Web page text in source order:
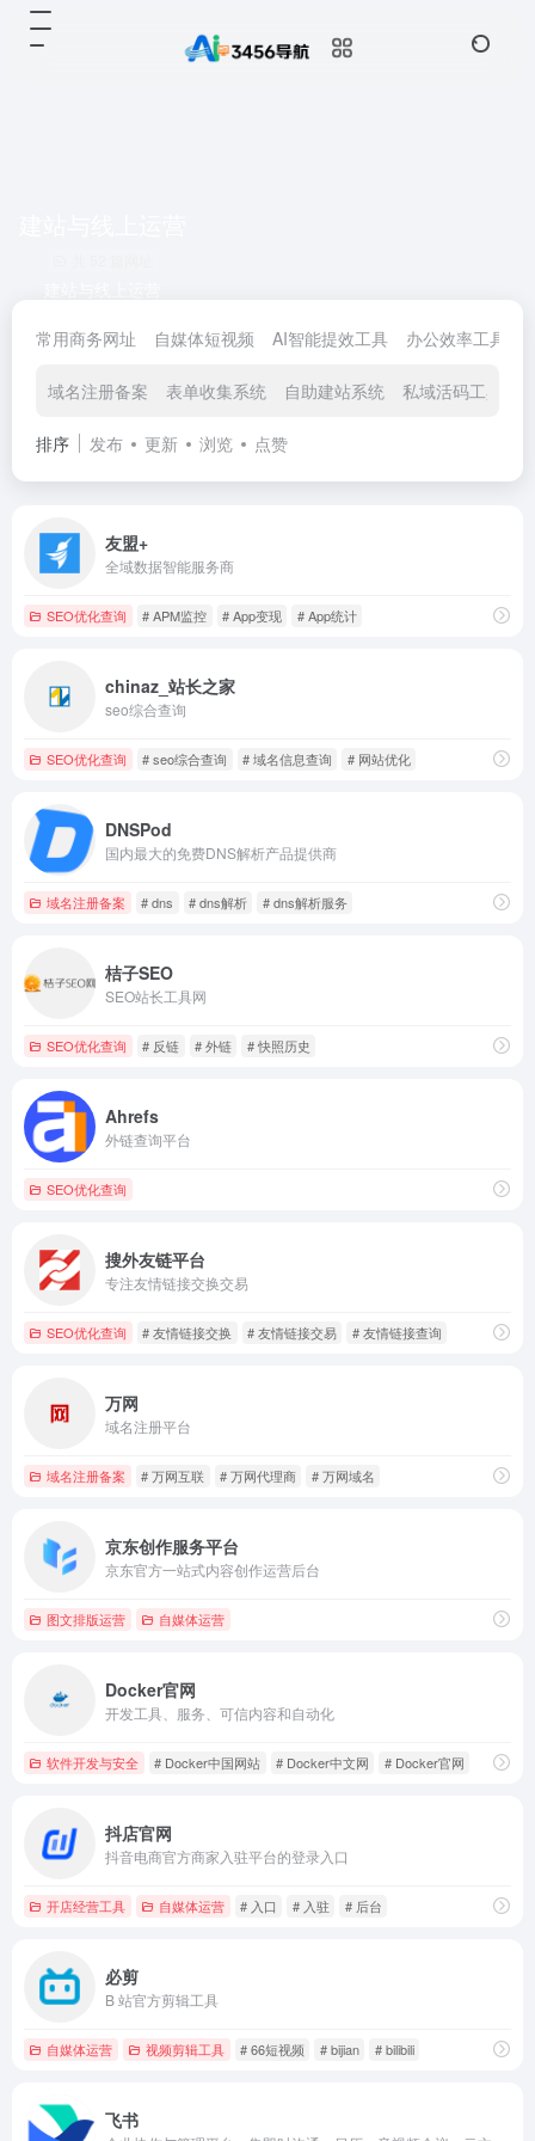
常用商务网址 自媒体短视频 AI智能提效工具 办公效率工具
域名注册备案 表单收集系统 自助建站系统 私域活码工具
排序 发布 更新 浏览 点赞
友盟+
全域数据智能服务商
SEO优化查询 # APM监控 # App变现 # App统计
chinaz_站长之家
seo综合查询
SEO优化查询 # seo综合查询 # 域名信息查询 # 网站优化
DNSPod
国内最大的免费DNS解析产品提供商
域名注册备案 # dns # dns解析 # dns解析服务
桔子SEO
SEO站长工具网
SEO优化查询 # 反链 # 外链 # 快照历史
Ahrefs
外链查询平台
SEO优化查询
搜外友链平台
专注友情链接交换交易
SEO优化查询 # 友情链接交换 # 友情链接交易 # 友情链接查询
万网
域名注册平台
域名注册备案 # 万网互联 # 万网代理商 # 万网域名
京东创作服务平台
京东官方一站式内容创作运营后台
图文排版运营 自媒体运营
Docker官网
开发工具、服务、可信内容和自动化
软件开发与安全 # Docker中国网站 # Docker中文网 # Docker官网
抖店官网
抖音电商官方商家入驻平台的登录入口
开店经营工具 自媒体运营 # 入口 # 入驻 # 后台
必剪
B 站官方剪辑工具
自媒体运营 视频剪辑工具 # 66短视频 # bijian # bilibili
飞书